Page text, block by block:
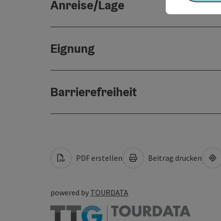
Anreise/Lage
Eignung
Barrierefreiheit
PDF erstellen Beitrag drucken
powered by TOURDATA